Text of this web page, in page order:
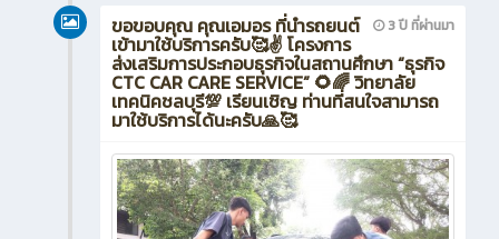
3 ปี ที่ผ่านมา
ขอขอบคุณ คุณเอมอร ที่นำรถยนต์
เข้ามาใช้บริการครับ🥰✌️ โครงการ
ส่งเสริมการประกอบธุรกิจในสถานศึกษา “ธุรกิจ
CTC CAR CARE SERVICE” 🌻🌈 วิทยาลัย
เทคนิคชลบุรี💯 เรียนเชิญ ท่านที่สนใจสามารถ
มาใช้บริการได้นะครับ🙏🥰